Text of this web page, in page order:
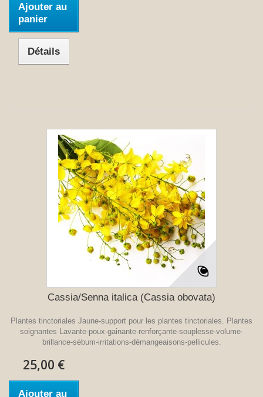
Ajouter au
panier
Détails
Cassia/Senna italica (Cassia obovata)
Plantes tinctoriales Jaune-support pour les plantes tinctoriales. Plantes
soignantes Lavante-poux-gainante-renforçante-souplesse-volume-
brillance-sébum-irritations-démangeaisons-pellicules.
25,00 €
Ajouter au